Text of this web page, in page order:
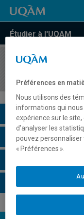
Étudier à l'UQAM
COURS//
Description du
Horaire - Été 2026
Préférences en
Nous utilisons des
informations qui
expérience sur le
d’analyser les
pouvez
« Préférences ».